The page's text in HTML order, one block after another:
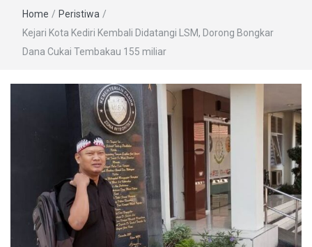
Home / Peristiwa /
Kejari Kota Kediri Kembali Didatangi LSM, Dorong Bongkar
Dana Cukai Tembakau 155 miliar